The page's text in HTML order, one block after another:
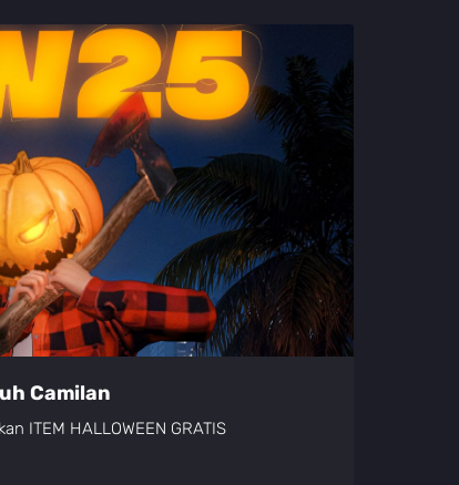
Camilan
ITEM HALLOWEEN GRATIS